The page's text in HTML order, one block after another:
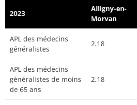
2023
Alligny-en-
Morvan
APL des médecins
généralistes
2.18
APL des médecins
généralistes de moins
de 65 ans
2.18